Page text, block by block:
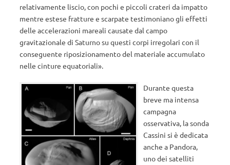
relativamente liscio, con pochi e piccoli crateri da impatto
mentre estese fratture e scarpate testimoniano gli effetti
delle accelerazioni mareali causate dal campo
gravitazionale di Saturno su questi corpi irregolari con il
conseguente riposizionamento del materiale accumulato
nelle cinture equatoriali».
Durante questa
breve ma intensa
campagna
osservativa, la sonda
Cassini si è dedicata
anche a Pandora,
uno dei satelliti